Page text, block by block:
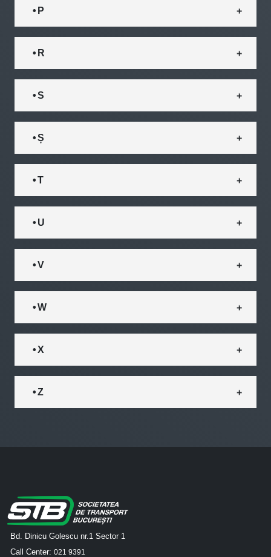
• P
• R
• S
• Ș
• T
• U
• V
• W
• X
• Z
Bd. Dinicu Golescu nr.1 Sector 1
Call Center: 021 9391